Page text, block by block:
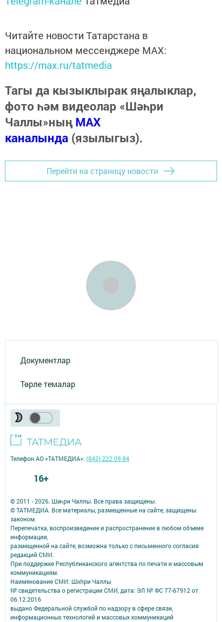
Читайте новости Татарстана в
национальном мессенджере MАХ:
https://max.ru/tatmedia
Тагы да кызыклырак яңалыклар,
фото һәм видеолар «Шәһри
Чаллы»ныңMAX
каналында (язылыгыз).
Перейти на страницу новости
Документлар
Төрле темалар
© 2011 - 2026. Шәһри Чаллы. Все права защищены.
© ТАТМЕДИА. Все материалы, размещенные на сайте, защищены
законом.
Перепечатка, воспроизведение и распространение в любом объеме
информации,
размещенной на сайте, возможна только с письменного согласия
редакций СМИ.
При поддержке Республиканского агентства по печати и массовым
коммуникациям.
Наименование СМИ: Шəhри Чаллы
№ свидетельства о регистрации СМИ, дата: ЭЛ № ФС 77-67912 от
06.12.2016
выдано Федеральной службой по надзору в сфере связи,
информационных технологий и массовых коммуникаций
Телефон АО «ТАТМЕДИА»:(843) 222 09 84
16+